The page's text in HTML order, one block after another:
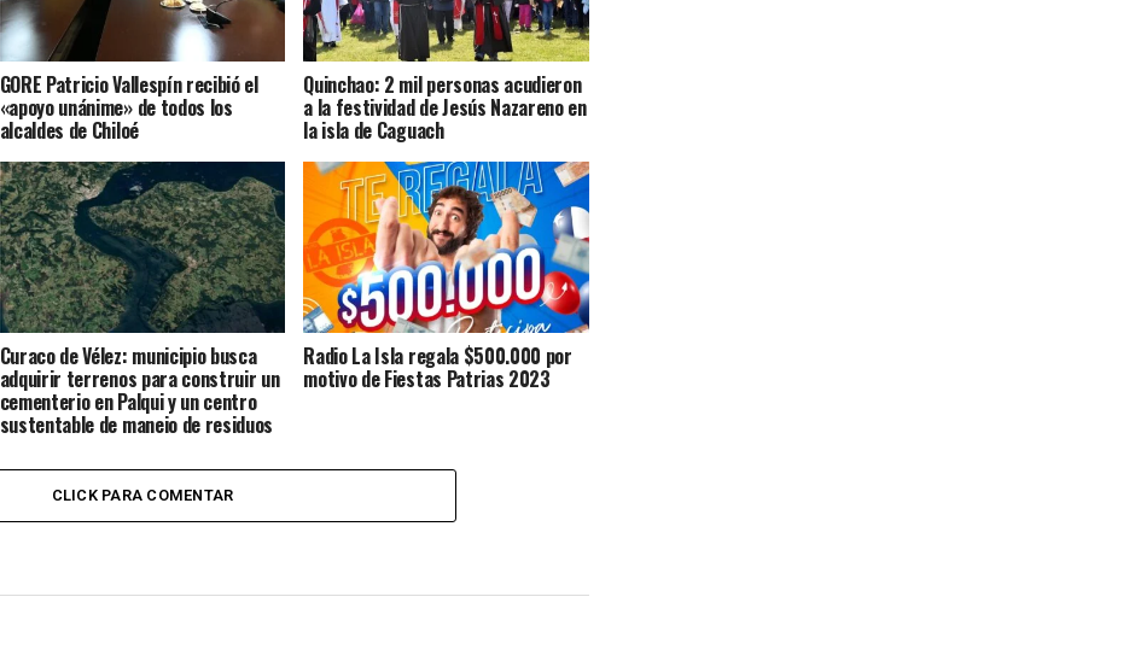
GORE Patricio Vallespín recibió el
«apoyo unánime» de todos los
alcaldes de Chiloé
Quinchao: 2 mil personas acudieron
a la festividad de Jesús Nazareno en
la isla de Caguach
Curaco de Vélez: municipio busca
adquirir terrenos para construir un
cementerio en Palqui y un centro
sustentable de manejo de residuos
Radio La Isla regala $500.000 por
motivo de Fiestas Patrias 2023
CLICK PARA COMENTAR